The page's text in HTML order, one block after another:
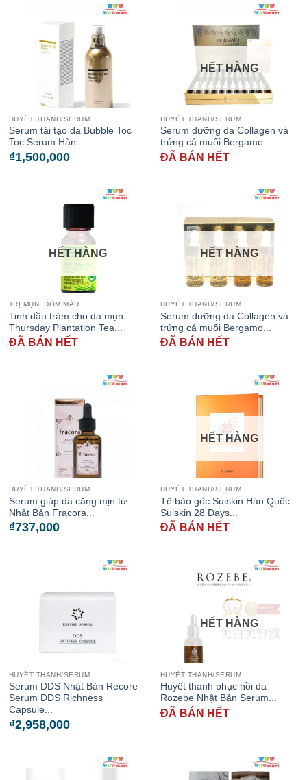
HUYẾT THANH/SERUM
Serum tái tạo da Bubble Toc
Toc Serum Hàn...
₫1,500,000
HẾT HÀNG
HUYẾT THANH/SERUM
Serum dưỡng da Collagen và
trứng cá muối Bergamo...
ĐÃ BÁN HẾT
HẾT HÀNG
TRỊ MỤN, ĐỐM MÀU
Tinh dầu tràm cho da mụn
Thursday Plantation Tea...
ĐÃ BÁN HẾT
HẾT HÀNG
HUYẾT THANH/SERUM
Serum dưỡng da Collagen và
trứng cá muối Bergamo...
ĐÃ BÁN HẾT
HUYẾT THANH/SERUM
Serum giúp da căng mịn từ
Nhật Bản Fracora...
₫737,000
HẾT HÀNG
HUYẾT THANH/SERUM
Tế bào gốc Suiskin Hàn Quốc
Suiskin 28 Days...
ĐÃ BÁN HẾT
HUYẾT THANH/SERUM
Serum DDS Nhật Bản Recore
Serum DDS Richness
Capsule...
₫2,958,000
HẾT HÀNG
HUYẾT THANH/SERUM
Huyết thanh phục hồi da
Rozebe Nhật Bản Serum...
ĐÃ BÁN HẾT